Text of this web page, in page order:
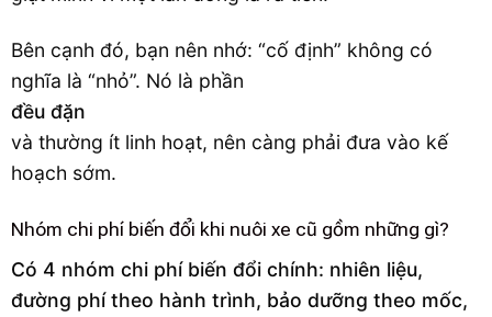
Bên cạnh đó, bạn nên nhớ: “cố định” không có
nghĩa là “nhỏ”. Nó là phần
đều đặn
và thường ít linh hoạt, nên càng phải đưa vào kế
hoạch sớm.
Nhóm chi phí biến đổi khi nuôi xe cũ gồm những gì?
Có 4 nhóm chi phí biến đổi chính: nhiên liệu,
đường phí theo hành trình, bảo dưỡng theo mốc,